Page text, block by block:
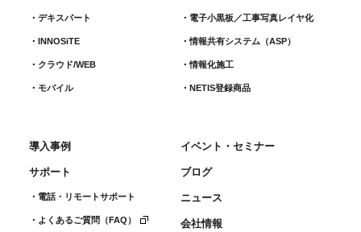
デキスパート
INNOSiTE
クラウド/WEB
モバイル
電子小黒板／工事写真レイヤ化
情報共有システム（ASP）
情報化施工
NETIS登録商品
導入事例
サポート
電話・リモートサポート
よくあるご質問（FAQ）
イベント・セミナー
ブログ
ニュース
会社情報